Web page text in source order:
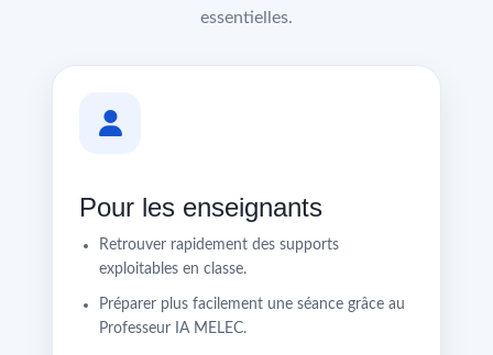
essentielles.
Pour les enseignants
Retrouver rapidement des supports
exploitables en classe.
Préparer plus facilement une séance grâce au
Professeur IA MELEC.